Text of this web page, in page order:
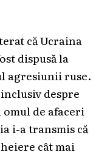
că Ucraina
dispusă la
agresiunii ruse.
despre
de afaceri
i-a transmis că
cât mai